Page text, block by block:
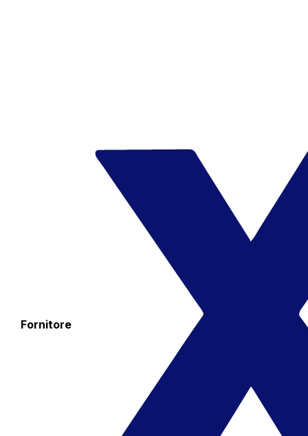
Fornitore